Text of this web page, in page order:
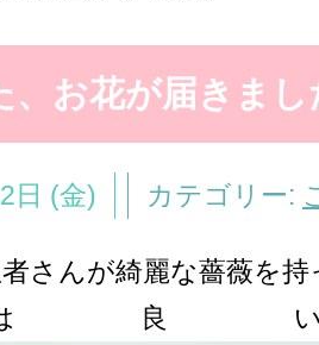
、お花が届きまし
日 (金) カテゴリー:
さんが綺麗な薔薇を
良